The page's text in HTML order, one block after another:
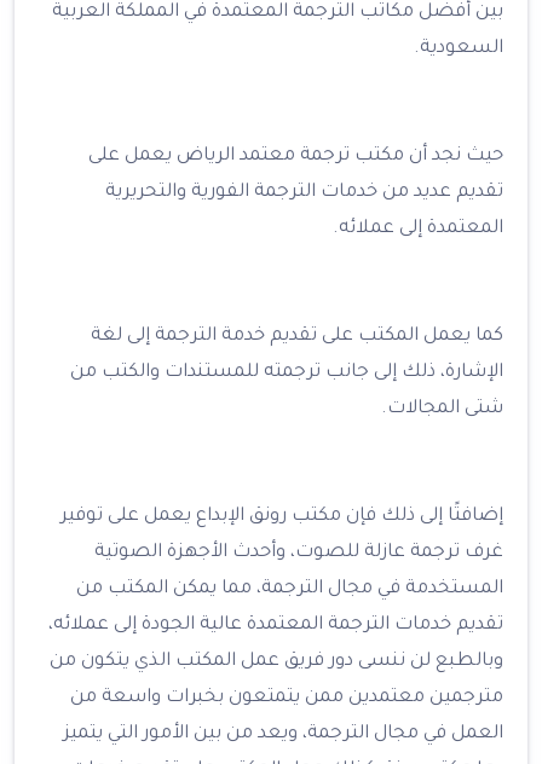
بين أفضل مكاتب الترجمة المعتمدة في المملكة العربية
السعودية.
حيث نجد أن مكتب ترجمة معتمد الرياض يعمل على
تقديم عديد من خدمات الترجمة الفورية والتحريرية
المعتمدة إلى عملائه.
كما يعمل المكتب على تقديم خدمة الترجمة إلى لغة
الإشارة، ذلك إلى جانب ترجمته للمستندات والكتب من
شتى المجالات.
إضافتًا إلى ذلك فإن مكتب رونق الإبداع يعمل على توفير
غرف ترجمة عازلة للصوت، وأحدث الأجهزة الصوتية
المستخدمة في مجال الترجمة، مما يمكن المكتب من
تقديم خدمات الترجمة المعتمدة عالية الجودة إلى عملائه،
وبالطبع لن ننسى دور فريق عمل المكتب الذي يتكون من
مترجمين معتمدين ممن يتمتعون بخبرات واسعة من
العمل في مجال الترجمة، ويعد من بين الأمور التي يتميز